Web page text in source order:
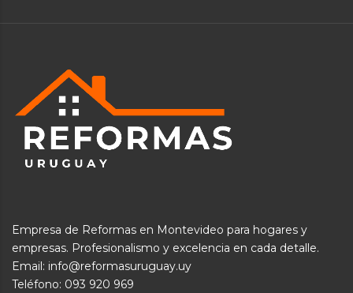
Empresa de Reformas en Montevideo para hogares y
empresas. Profesionalismo y excelencia en cada detalle.
Email: info@reformasuruguay.uy
Teléfono: 093 920 969